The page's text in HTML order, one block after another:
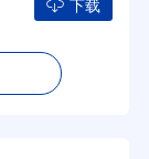
下载